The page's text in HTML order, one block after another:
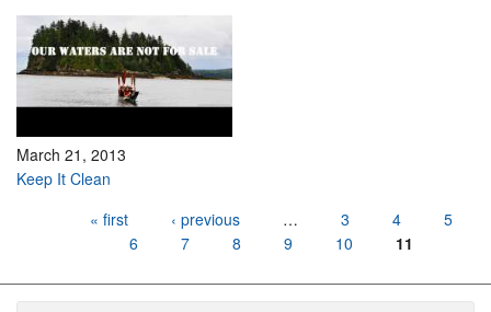
March 21, 2013
Keep It Clean
« first ‹ previous … 3 4
5
6
7 8 9 10 11